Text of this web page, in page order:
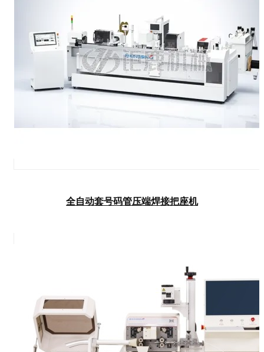
全自动套号码管压端焊接把座机